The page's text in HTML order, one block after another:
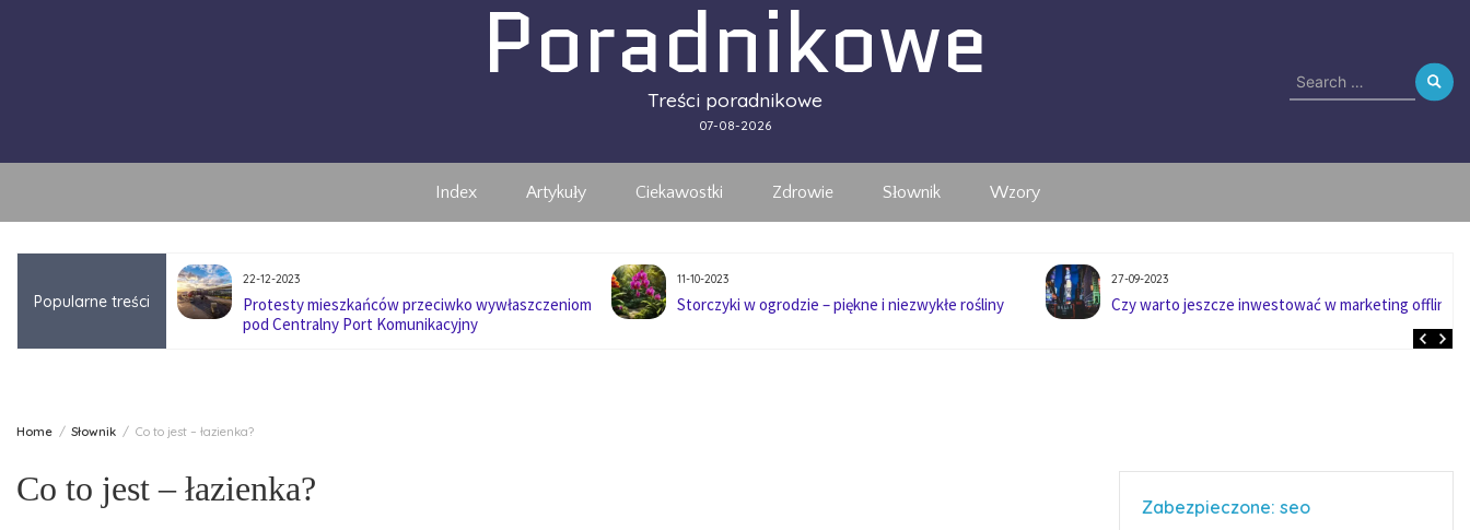
Poradnikowe
Treści poradnikowe
07-08-2026
Search
for:
Index Artykuły Ciekawostki Zdrowie Słownik Wzory
Popularne treści
pokoleniową w
22-12-2023
Protesty mieszkańców przeciwko wywłaszczeniom
pod Centralny Port Komunikacyjny
11-10-2023
Storczyki w ogrodzie – piękne i niezwykłe rośliny
27-09-2023
Czy warto jeszcze inwestować w marketing offline?
Home Słownik Co to jest – łazienka?
Co to jest – łazienka? Zabezpieczone: seo